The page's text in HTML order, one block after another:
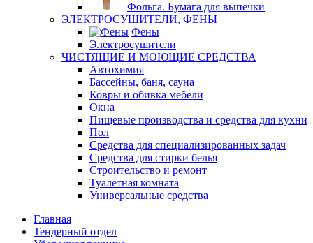
Фольга. Бумага для выпечки
ЭЛЕКТРОСУШИТЕЛИ, ФЕНЫ
Фены
Электросушители
ЧИСТЯЩИЕ И МОЮЩИЕ СРЕДСТВА
Автохимия
Бассейны, баня, сауна
Ковры и обивка мебели
Окна
Пищевые производства и средства для кухни
Пол
Средства для специализированных задач
Средства для стирки белья
Строительство и ремонт
Туалетная комната
Универсальные средства
Главная
Тендерный отдел